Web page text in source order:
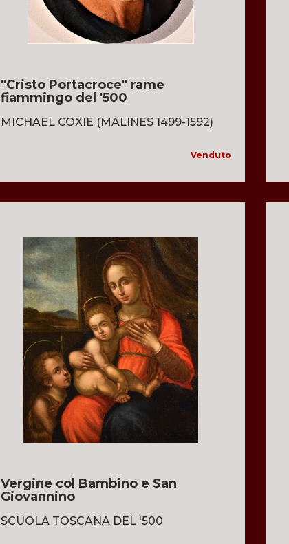
"Cristo Portacroce" rame
fiammingo del '500
MICHAEL COXIE (MALINES 1499-1592)
Venduto
Vergine col Bambino e San
Giovannino
SCUOLA TOSCANA DEL '500